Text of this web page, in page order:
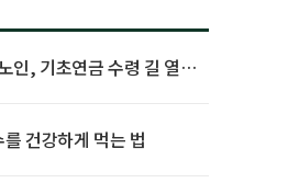
인, 기초연금 수령 길 열린
건강하게 먹는 법